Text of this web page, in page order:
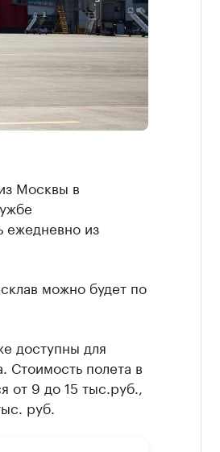
Москвы в
ежедневно из
можно будет по
доступны для
Стоимость полета в
от 9 до 15 тыс.руб.,
руб.